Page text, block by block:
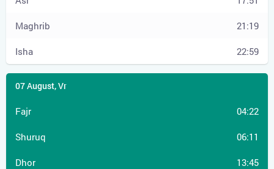
21:19
22:59
04:22
06:11
13:45